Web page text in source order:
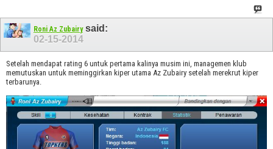
Roni Az Zubairysaid:
02-15-2014
Setelah mendapat rating 6 untuk pertama kalinya musim ini, managemen klub
memutuskan untuk meminggirkan kiper utama Az Zubairy setelah merekrut kiper
terbarunya.